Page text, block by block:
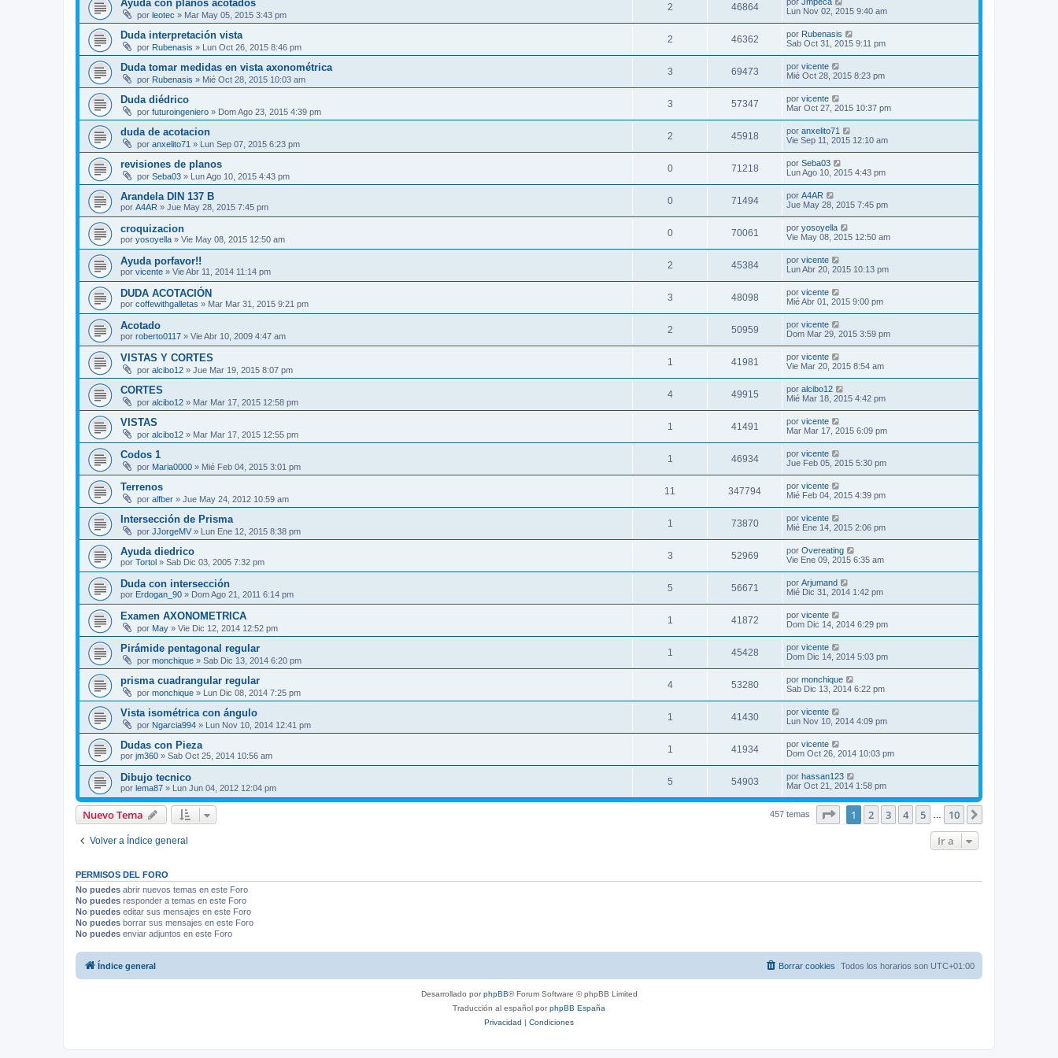
Ayuda con planos acotados
por leotec » Mar May 05, 2015 3:43 pm
2 46864
Lun Nov 02, 2015 9:40 am
Duda interpretación vista
por Rubenasis » Lun Oct 26, 2015 8:46 pm
2 46362 por Rubenasis
Sab Oct 31, 2015 9:11 pm
Duda tomar medidas en vista axonométrica
por Rubenasis » Mié Oct 28, 2015 10:03 am
3 69473 por vicente
Mié Oct 28, 2015 8:23 pm
Duda diédrico
por futuroingeniero » Dom Ago 23, 2015 4:39 pm
3 57347 por vicente
Mar Oct 27, 2015 10:37 pm
duda de acotacion
por anxelito71 » Lun Sep 07, 2015 6:23 pm
2 45918 por anxelito71
Vie Sep 11, 2015 12:10 am
revisiones de planos
por Seba03 » Lun Ago 10, 2015 4:43 pm
0 71218 por Seba03
Lun Ago 10, 2015 4:43 pm
Arandela DIN 137 B
por A4AR » Jue May 28, 2015 7:45 pm
0 71494 por A4AR
Jue May 28, 2015 7:45 pm
croquizacion
por yosoyella » Vie May 08, 2015 12:50 am
0 70061 por yosoyella
Vie May 08, 2015 12:50 am
Ayuda porfavor!!
por vicente » Vie Abr 11, 2014 11:14 pm
2 45384 por vicente
Lun Abr 20, 2015 10:13 pm
DUDA ACOTACIÓN
por coffewithgalletas » Mar Mar 31, 2015 9:21 pm
3 48098 por vicente
Mié Abr 01, 2015 9:00 pm
Acotado
por roberto0117 » Vie Abr 10, 2009 4:47 am
2 50959 por vicente
Dom Mar 29, 2015 3:59 pm
VISTAS Y CORTES
por alcibo12 » Jue Mar 19, 2015 8:07 pm
1 41981 por vicente
Vie Mar 20, 2015 8:54 am
CORTES
por alcibo12 » Mar Mar 17, 2015 12:58 pm
4 49915 por alcibo12
Mié Mar 18, 2015 4:42 pm
VISTAS
por alcibo12 » Mar Mar 17, 2015 12:55 pm
1 41491 por vicente
Mar Mar 17, 2015 6:09 pm
Codos 1
por Maria0000 » Mié Feb 04, 2015 3:01 pm
1 46934 por vicente
Jue Feb 05, 2015 5:30 pm
Terrenos
por alfber » Jue May 24, 2012 10:59 am
11 347794 por vicente
Mié Feb 04, 2015 4:39 pm
Intersección de Prisma
por JJorgeMV » Lun Ene 12, 2015 8:38 pm
1 73870 por vicente
Mié Ene 14, 2015 2:06 pm
Ayuda diedrico
por Tortol » Sab Dic 03, 2005 7:32 pm
3 52969 por Overeating
Vie Ene 09, 2015 6:35 am
Duda con intersección
por Erdogan_90 » Dom Ago 21, 2011 6:14 pm
5 56671 por Arjumand
Mié Dic 31, 2014 1:42 pm
Examen AXONOMETRICA
por May » Vie Dic 12, 2014 12:52 pm
1 41872 por vicente
Dom Dic 14, 2014 6:29 pm
Pirámide pentagonal regular
por monchique » Sab Dic 13, 2014 6:20 pm
1 45428 por vicente
Dom Dic 14, 2014 5:03 pm
prisma cuadrangular regular
por monchique » Lun Dic 08, 2014 7:25 pm
4 53280 por monchique
Sab Dic 13, 2014 6:22 pm
Vista isométrica con ángulo
por Ngarcia994 » Lun Nov 10, 2014 12:41 pm
1 41430 por vicente
Lun Nov 10, 2014 4:09 pm
Dudas con Pieza
por jm360 » Sab Oct 25, 2014 10:56 am
1 41934 por vicente
Dom Oct 26, 2014 10:03 pm
Dibujo tecnico
por lema87 » Lun Jun 04, 2012 12:04 pm
5 54903 por hassan123
Mar Oct 21, 2014 1:58 pm
Nuevo Tema 457 temas Página1 de 10
1 2 3 4 5 10
Volver a Índice general Ir a
PERMISOS DEL FORO
No puedes abrir nuevos temas en este Foro
No puedes responder a temas en este Foro
No puedes editar sus mensajes en este Foro
No puedes borrar sus mensajes en este Foro
No puedes enviar adjuntos en este Foro
Índice general Todos los horarios son UTC+01:00
Borrar cookies
Desarrollado porphpBB® Forum Software © phpBB Limited
Traducción al español porphpBB España
Privacidad | Condiciones